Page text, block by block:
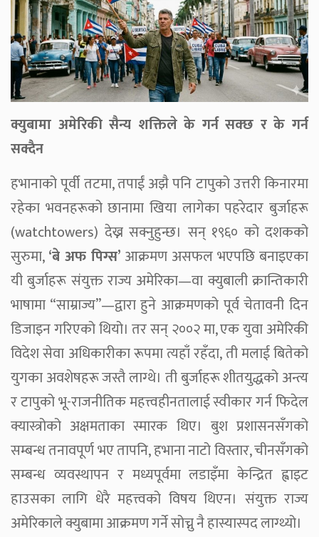
क्युबामा अमेरिकी सैन्य शक्तिले के गर्न सक्छ र के गर्न
सक्दैन
हभानाको पूर्वी तटमा, तपाईं अझै पनि टापुको उत्तरी किनारमा
रहेका भवनहरूको छानामा खिया लागेका पहरेदार बुर्जाहरू
(watchtowers) देख्न सक्नुहुन्छ। सन् १९६० को दशकको
सुरुमा,‘बे अफ पिग्स’ आक्रमण असफल भएपछि बनाइएका
यी बुर्जाहरू संयुक्त राज्य अमेरिका—वा क्युबाली क्रान्तिकारी
भाषामा “साम्राज्य”—द्वारा हुने आक्रमणको पूर्व चेतावनी दिन
डिजाइन गरिएको थियो। तर सन् २००२ मा, एक युवा अमेरिकी
विदेश सेवा अधिकारीका रूपमा त्यहाँ रहँदा, ती मलाई बितेको
युगका अवशेषहरू जस्तै लाग्थे। ती बुर्जाहरू शीतयुद्धको अन्त्य
र टापुको भू-राजनीतिक महत्त्वहीनतालाई स्वीकार गर्न फिदेल
क्यास्त्रोको अक्षमताका स्मारक थिए। बुश प्रशासनसँगको
सम्बन्ध तनावपूर्ण भए तापनि, हभाना नाटो विस्तार, चीनसँगको
सम्बन्ध व्यवस्थापन र मध्यपूर्वमा लडाइँमा केन्द्रित ह्वाइट
हाउसका लागि धेरै महत्त्वको विषय थिएन। संयुक्त राज्य
अमेरिकाले क्युबामा आक्रमण गर्ने सोच्नु नै हास्यास्पद लाग्थ्यो।